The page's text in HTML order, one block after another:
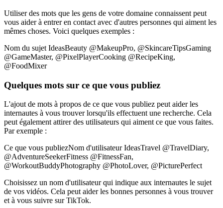
Utiliser des mots que les gens de votre domaine connaissent peut
vous aider à entrer en contact avec d'autres personnes qui aiment les
mêmes choses. Voici quelques exemples :
Nom du sujet IdeasBeauty @MakeupPro, @SkincareTipsGaming
@GameMaster, @PixelPlayerCooking @RecipeKing,
@FoodMixer
Quelques mots sur ce que vous publiez
L'ajout de mots à propos de ce que vous publiez peut aider les
internautes à vous trouver lorsqu'ils effectuent une recherche. Cela
peut également attirer des utilisateurs qui aiment ce que vous faites.
Par exemple :
Ce que vous publiezNom d'utilisateur IdeasTravel @TravelDiary,
@AdventureSeekerFitness @FitnessFan,
@WorkoutBuddyPhotography @PhotoLover, @PicturePerfect
Choisissez un nom d'utilisateur qui indique aux internautes le sujet
de vos vidéos. Cela peut aider les bonnes personnes à vous trouver
et à vous suivre sur TikTok.